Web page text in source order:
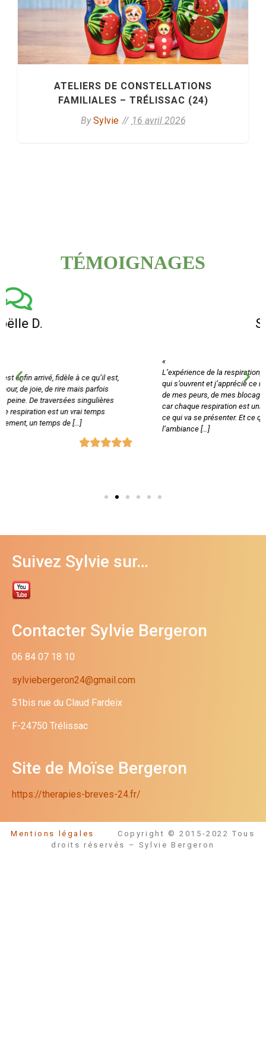
ATELIERS DE CONSTELLATIONS
FAMILIALES – TRÉLISSAC (24)
BySylvie 16 avril 2026
TÉMOIGNAGES
L’expérience de la respiration, c’est les portes de l’inconscient
qui s’ouvrent et j’apprécie ce moyen naturel d’aller à la rencontre
de mes peurs, de mes blocages et tant d’autres choses encore…
car chaque respiration est unique et on ne sait jamais à l’avance
ce qui va se présenter. Et ce que j’aime tout autant c’est
l’ambiance […]
Suivez Sylvie sur…
Contacter Sylvie Bergeron
06 84 07 18 10
sylviebergeron24@gmail.com
51bis rue du Claud Fardeix
F-24750 Trélissac
Site de Moïse Bergeron
https://therapies-breves-24.fr/
Mentions légales Copyright © 2015-2022 Tous
droits réservés – Sylvie Bergeron